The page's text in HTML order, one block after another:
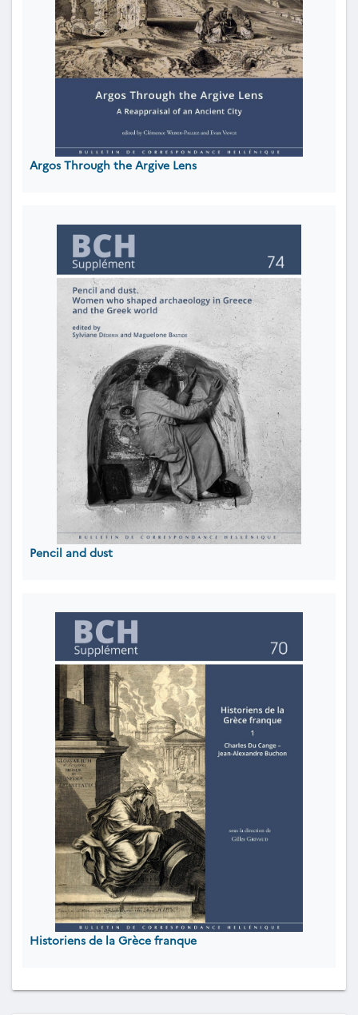
Argos Through the Argive Lens
Pencil and dust
Historiens de la Grèce franque